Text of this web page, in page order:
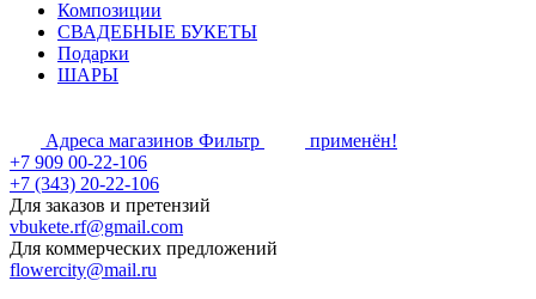
Композиции
СВАДЕБНЫЕ БУКЕТЫ
Подарки
ШАРЫ
Адреса магазинов Фильтр
применён!
+7 909 00-22-106
+7 (343) 20-22-106
Для заказов и претензий
vbukete.rf@gmail.com
Для коммерческих предложений
flowercity@mail.ru